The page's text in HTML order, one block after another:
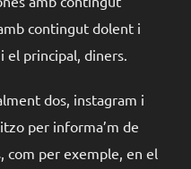
contingut dolent i
el principal, diners.
dos, instagram i
per informa’m de
com per exemple, en el